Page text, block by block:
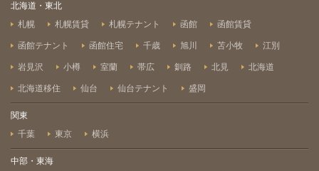
北海道・東北
札幌
札幌賃貸 札幌テナント 函館 函館賃貸
函館テナント 函館住宅 千歳 旭川 苫小牧 江別
岩見沢 小樽 室蘭 帯広 釧路 北見 北海道
北海道移住 仙台 仙台テナント 盛岡
関東
千葉
東京 横浜
中部・東海